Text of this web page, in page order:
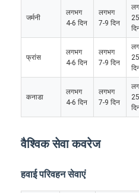
जर्मनी
लगभग
4-6 दिन
लगभग
7-9 दिन
फ्रांस
लगभग
4-6 दिन
लगभग
7-9 दिन
कनाडा
लगभग
4-6 दिन
लगभग
7-9 दिन
वैश्विक सेवा कवरेज
हवाई परिवहन सेवाएं